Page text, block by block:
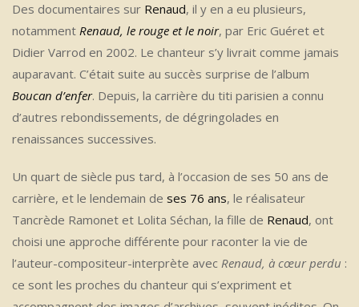
Des documentaires sur Renaud, il y en a eu plusieurs,
notamment Renaud, le rouge et le noir, par Eric Guéret et
Didier Varrod en 2002. Le chanteur s’y livrait comme jamais
auparavant. C’était suite au succès surprise de l’album
Boucan d’enfer. Depuis, la carrière du titi parisien a connu
d’autres rebondissements, de dégringolades en
renaissances successives.
Un quart de siècle pus tard, à l’occasion de ses 50 ans de
carrière, et le lendemain de ses 76 ans, le réalisateur
Tancrède Ramonet et Lolita Séchan, la fille de Renaud, ont
choisi une approche différente pour raconter la vie de
l’auteur-compositeur-interprète avec Renaud, à cœur perdu :
ce sont les proches du chanteur qui s’expriment et